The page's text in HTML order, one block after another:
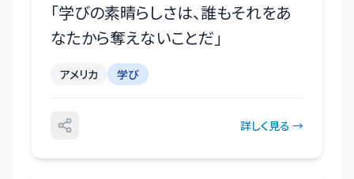
「学びの素晴らしさは、誰もそれをあ
なたから奪えないことだ 」
アメリカ 学び
詳しく見る →